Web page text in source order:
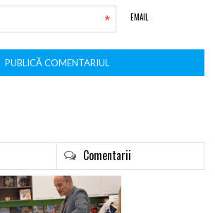
EMAIL
*
Comentarii